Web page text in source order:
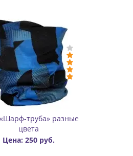
Значок (пин) металлический
Цена: 300 руб.